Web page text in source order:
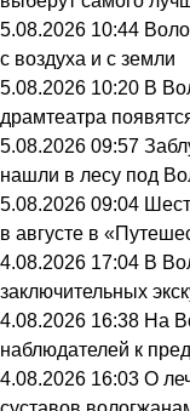
5.08.2026 10:44
с воздуха и с земли
5.08.2026 10:20 В
драмтеатра
5.08.2026 09:57
нашли в лесу под
5.08.2026 09:04
в августе в
4.08.2026 17:04 В
заключительных
4.08.2026 16:38 На
наблюдателей к
4.08.2026 16:03 О